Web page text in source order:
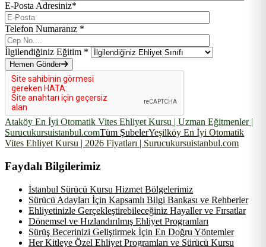
E-Posta Adresiniz*
Telefon Numaranız *
İlgilendiğiniz Eğitim *
Hemen Gönder
Ataköy En İyi Otomatik Vites Ehliyet Kursu | Uzman Eğitmenler |
Surucukursuistanbul.comTüm ŞubelerYeşilköy En İyi Otomatik
Vites Ehliyet Kursu | 2026 Fiyatları | Surucukursuistanbul.com
Faydalı Bilgilerimiz
İstanbul Sürücü Kursu Hizmet Bölgelerimiz
Sürücü Adayları İçin Kapsamlı Bilgi Bankası ve Rehberler
Ehliyetinizle Gerçekleştirebileceğiniz Hayaller ve Fırsatlar
Dönemsel ve Hızlandırılmış Ehliyet Programları
Sürüş Becerinizi Geliştirmek İçin En Doğru Yöntemler
Her Kitleye Özel Ehliyet Programları ve Sürücü Kursu